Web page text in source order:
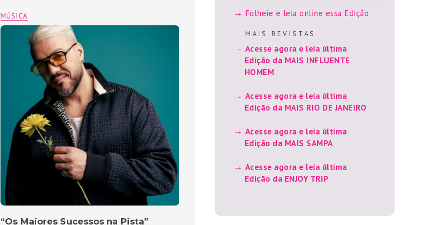
MÚSICA
“Os Maiores Sucessos na Pista”
Folheie e leia online essa Edição
M A I S R E V I S T A S
Acesse agora e leia última
Edição da MAIS INFLUENTE
HOMEM
Acesse agora e leia última
Edição da MAIS RIO DE JANEIRO
Acesse agora e leia última
Edição da MAIS SAMPA
Acesse agora e leia última
Edição da ENJOY TRIP